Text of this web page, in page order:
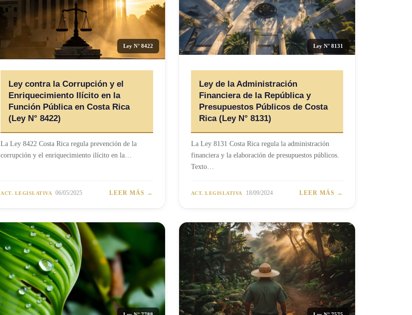
Ley N° 8422
Ley contra la Corrupción y el
Enriquecimiento Ilícito en la
Función Pública en Costa Rica
(Ley N° 8422)
La Ley 8422 Costa Rica regula prevención de la
corrupción y el enriquecimiento ilícito en la…
ACT. LEGISLATIVA 06/05/2025 LEER MÁS →
Ley N° 8131
Ley de la Administración
Financiera de la República y
Presupuestos Públicos de Costa
Rica (Ley N° 8131)
La Ley 8131 Costa Rica regula la administración
financiera y la elaboración de presupuestos públicos.
Texto…
ACT. LEGISLATIVA 18/09/2024 LEER MÁS →